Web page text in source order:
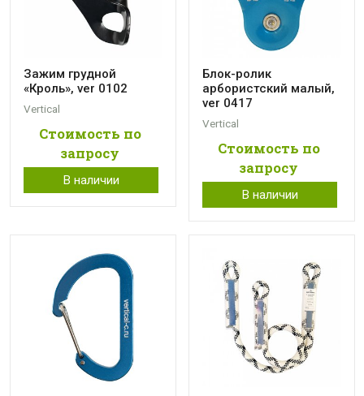
Зажим грудной
«Кроль», ver 0102
Vertical
Стоимость по
запросу
В наличии
Блок-ролик
арбористский малый,
ver 0417
Vertical
Стоимость по
запросу
В наличии